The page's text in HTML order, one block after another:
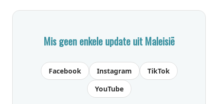
Mis geen enkele update uit Maleisië
Facebook Instagram
TikTok
YouTube